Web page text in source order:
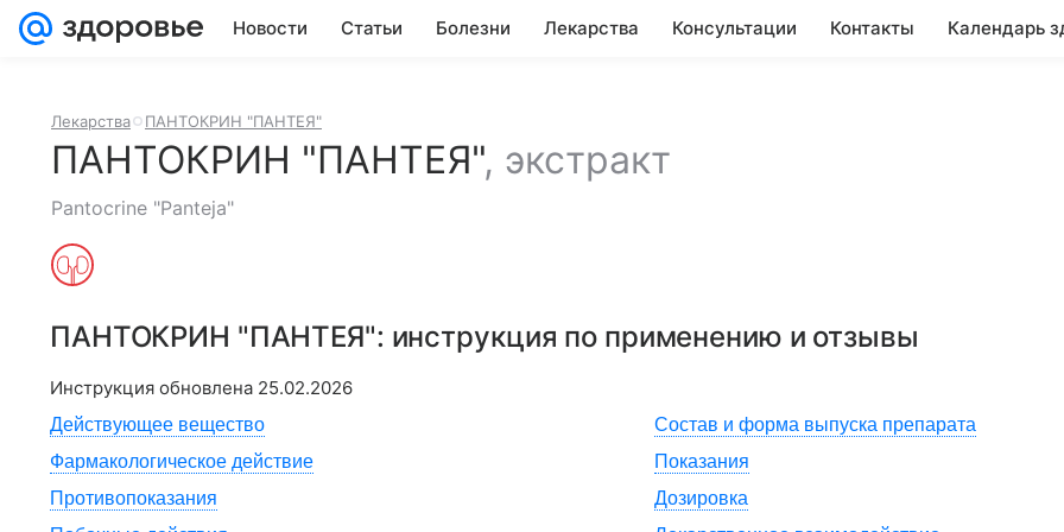
Новости Статьи Болезни Лекарства Консультации Контакты Календарь
Лекарства ПАНТОКРИН "ПАНТЕЯ"
ПАНТОКРИН "ПАНТЕЯ", экстракт
Pantocrine "Panteja"
ПАНТОКРИН "ПАНТЕЯ": инструкция по применению и отзывы
Инструкция обновлена 25.02.2026
Действующее вещество
Состав и форма выпуска препарата
Фармакологическое действие
Показания
Противопоказания
Дозировка